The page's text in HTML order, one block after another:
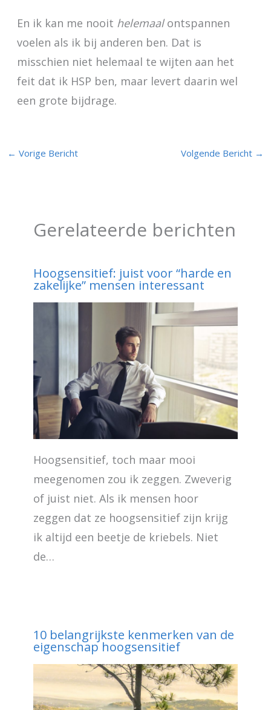
En ik kan me nooit helemaalontspannen
voelen als ik bij anderen ben. Dat is
misschien niet helemaal te wijten aan het
feit dat ik HSP ben, maar levert daarin wel
een grote bijdrage.
← Vorige Bericht Volgende Bericht →
Gerelateerde berichten
Hoogsensitief: juist voor “harde en
zakelijke” mensen interessant
Hoogsensitief, toch maar mooi
meegenomen zou ik zeggen. Zweverig
of juist niet. Als ik mensen hoor
zeggen dat ze hoogsensitief zijn krijg
ik altijd een beetje de kriebels. Niet
de…
10 belangrijkste kenmerken van de
eigenschap hoogsensitief